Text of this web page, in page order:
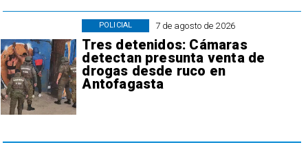
7 de agosto de 2026
Tres detenidos: Cámaras
detectan presunta venta de
drogas desde ruco en
Antofagasta
POLICIAL